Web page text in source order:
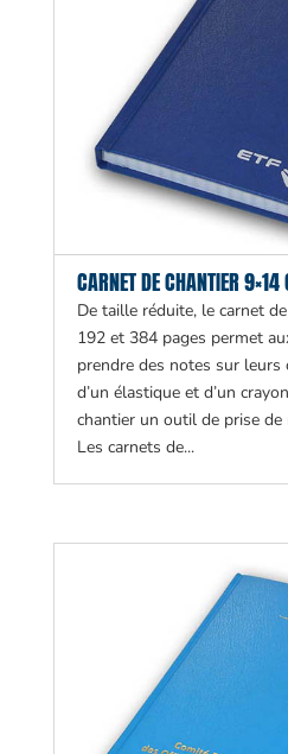
CARNET DE CHANTIER 9×14
De taille réduite, le carnet
192 et 384 pages permet
prendre des notes sur leurs
d’un élastique et d’un
chantier un outil de prise
Les carnets de...